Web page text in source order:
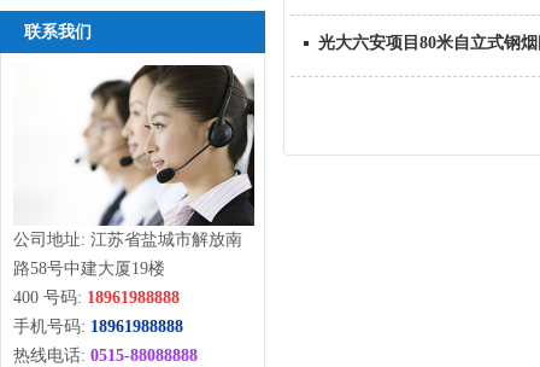
联系我们
公司地址: 江苏省盐城市解放南
路58号中建大厦19楼
400 号码: 18961988888
手机号码: 18961988888
热线电话: 0515-88088888
光大六安项目80米自立式钢